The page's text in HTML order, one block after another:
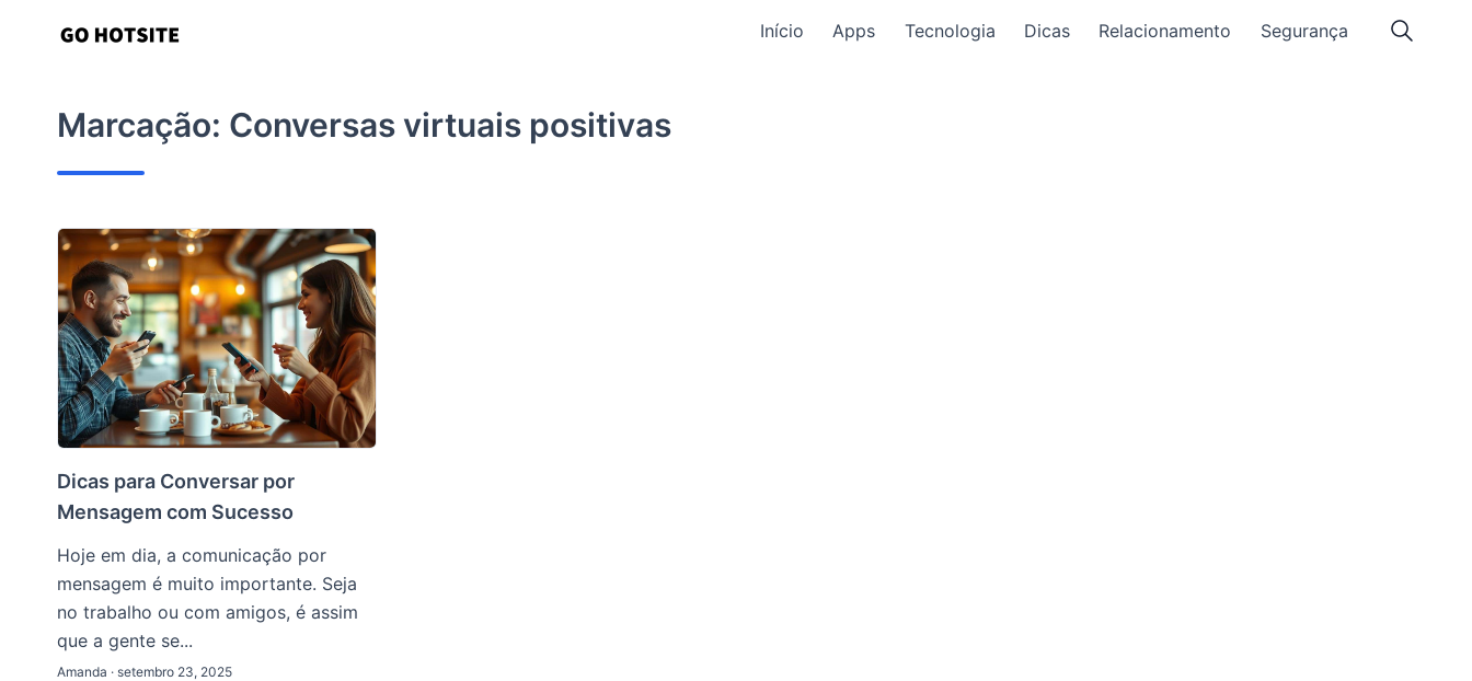
conteúdo
Início Apps Tecnologia Dicas Relacionamento Segurança
Marcação: Conversas virtuais positivas
Dicas para Conversar por
Mensagem com Sucesso
Hoje em dia, a comunicação por
mensagem é muito importante. Seja
no trabalho ou com amigos, é assim
que a gente se...
Amanda · setembro 23, 2025